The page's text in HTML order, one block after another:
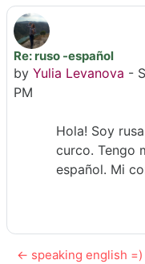
Re: ruso -español
by Yulia Levanova -
PM
Number of replies: 0
Hola! Soy
curco. Tengo
español. Mi
← speaking english =)